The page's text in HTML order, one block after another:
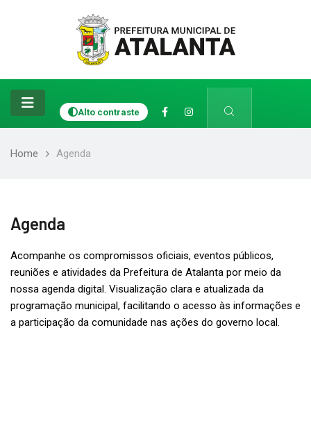
Alto contraste
Home Agenda
Agenda
Acompanhe os compromissos oficiais, eventos públicos,
reuniões e atividades da Prefeitura de Atalanta por meio da
nossa agenda digital. Visualização clara e atualizada da
programação municipal, facilitando o acesso às informações e
a participação da comunidade nas ações do governo local.